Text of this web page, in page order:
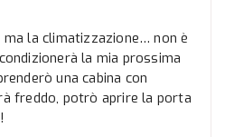
la climatizzazione… non è
la mia prossima
una cabina con
freddo, potrò aprire la porta